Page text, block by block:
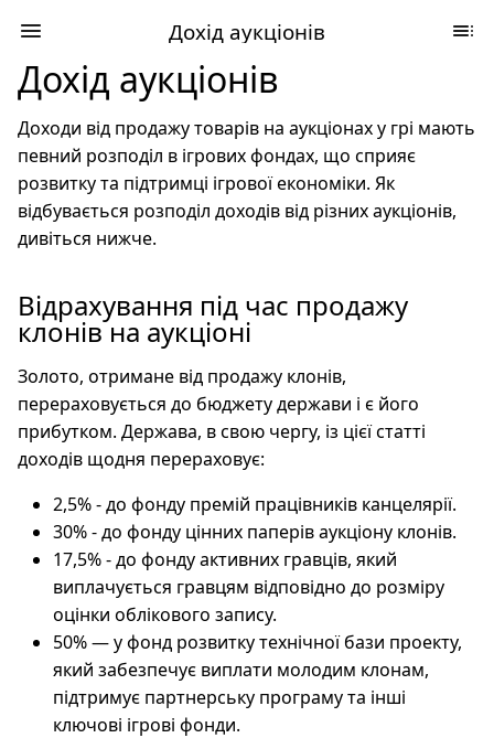
Дохід аукціонів
Дохід аукціонів
Доходи від продажу товарів на аукціонах у грі мають
певний розподіл в ігрових фондах, що сприяє
розвитку та підтримці ігрової економіки. Як
відбувається розподіл доходів від різних аукціонів,
дивіться нижче.
Відрахування під час продажу
клонів на аукціоні
Золото, отримане від продажу клонів,
перераховується до бюджету держави і є його
прибутком. Держава, в свою чергу, із цієї статті
доходів щодня перераховує:
2,5% - до фонду премій працівників канцелярії.
30% - до фонду цінних паперів аукціону клонів.
17,5% - до фонду активних гравців, який
виплачується гравцям відповідно до розміру
оцінки облікового запису.
50% — у фонд розвитку технічної бази проекту,
який забезпечує виплати молодим клонам,
підтримує партнерську програму та інші
ключові ігрові фонди.